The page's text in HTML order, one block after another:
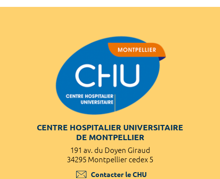
CENTRE HOSPITALIER UNIVERSITAIRE
DE MONTPELLIER
191 av. du Doyen Giraud
34295 Montpellier cedex 5
Contacter le CHU